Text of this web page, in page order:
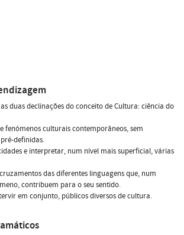
duas declinações do conceito de Cultura: ciência do
fenómenos culturais contemporâneos, sem
definidas.
e interpretar, num nível mais superficial, várias
das diferentes linguagens que, num
contribuem para o seu sentido.
em conjunto, públicos diversos de cultura.